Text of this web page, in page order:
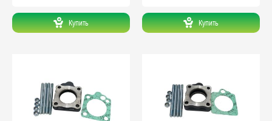
Купить Купить